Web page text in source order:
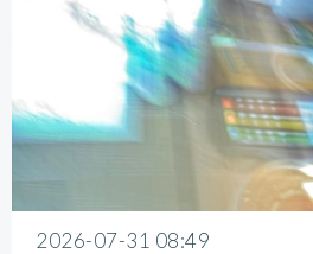
2026-07-31 08:49